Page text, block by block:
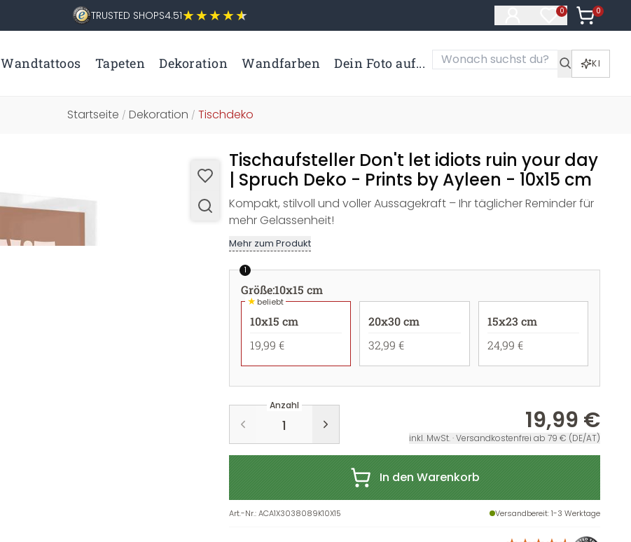
TRUSTED SHOPS4.51 0
Artikel im
0
Artikel
Wandtattoos Tapeten Dekoration Wandfarben Dein Foto auf... KI
Startseite / Dekoration / Tischdeko
Tischaufsteller Don't let idiots ruin your day
| Spruch Deko - Prints by Ayleen - 10x15 cm
Kompakt, stilvoll und voller Aussagekraft – Ihr täglicher Reminder für
mehr Gelassenheit!
Mehr zum Produkt
1
Größe:10x15 cm
★beliebt
10x15 cm
19,99 €
20x30 cm
32,99 €
15x23 cm
24,99 €
Anzahl
19,99 €
inkl. MwSt. · Versandkostenfrei ab 79 € (DE/AT)
In den Warenkorb
Art.-Nr.:ACA1X3038089K10X15 Versandbereit: 1-3 Werktage